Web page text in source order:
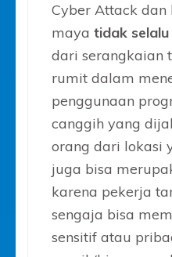
Cyber Attack
maya tidak selalu
dari serangkaian
rumit dalam
penggunaan
canggih yang
orang dari lokasi
juga bisa
karena pekerja
sengaja bisa
sensitif atau